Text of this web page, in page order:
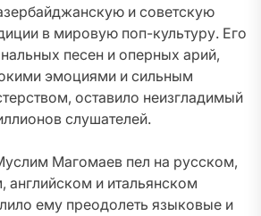
и советскую
в мировую поп-культуру. Его
песен и оперных арий,
эмоциями и сильным
оставило неизгладимый
слушателей.
Магомаев пел на русском,
английском и итальянском
ему преодолеть языковые и